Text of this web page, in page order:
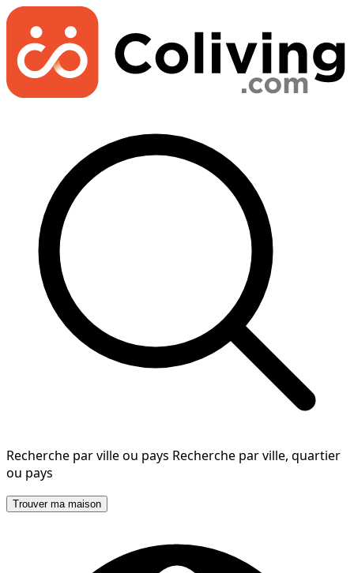
Recherche par ville ou pays Recherche par ville, quartier
ou pays
Trouver ma maison